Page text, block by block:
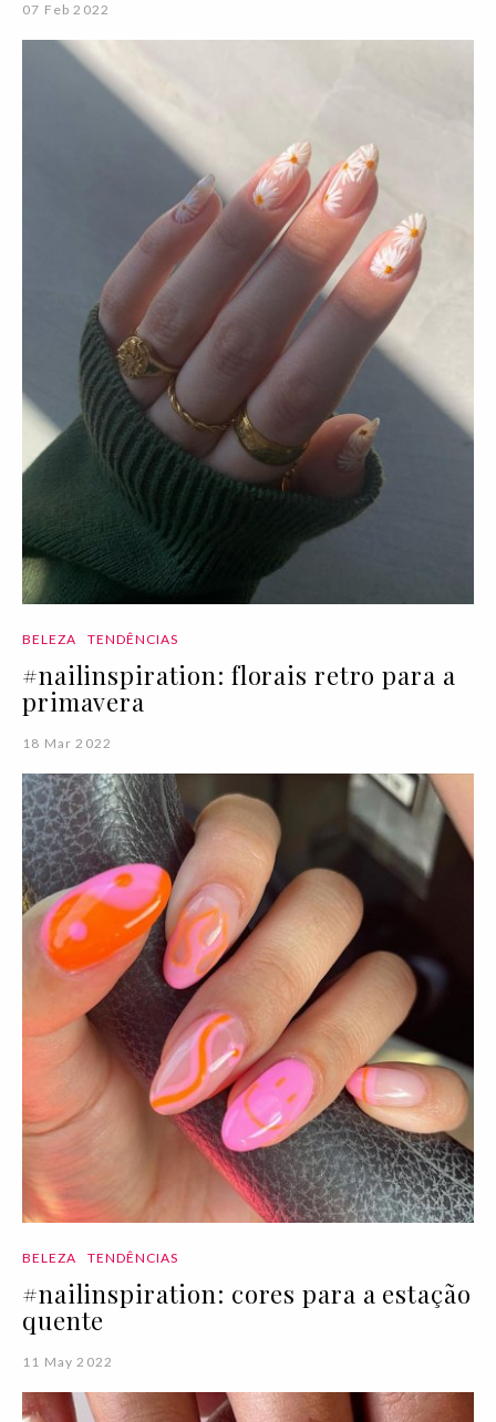
07 Feb 2022
BELEZA TENDÊNCIAS
#nailinspiration: florais retro para a
primavera
18 Mar 2022
BELEZA TENDÊNCIAS
#nailinspiration: cores para a estação
quente
11 May 2022